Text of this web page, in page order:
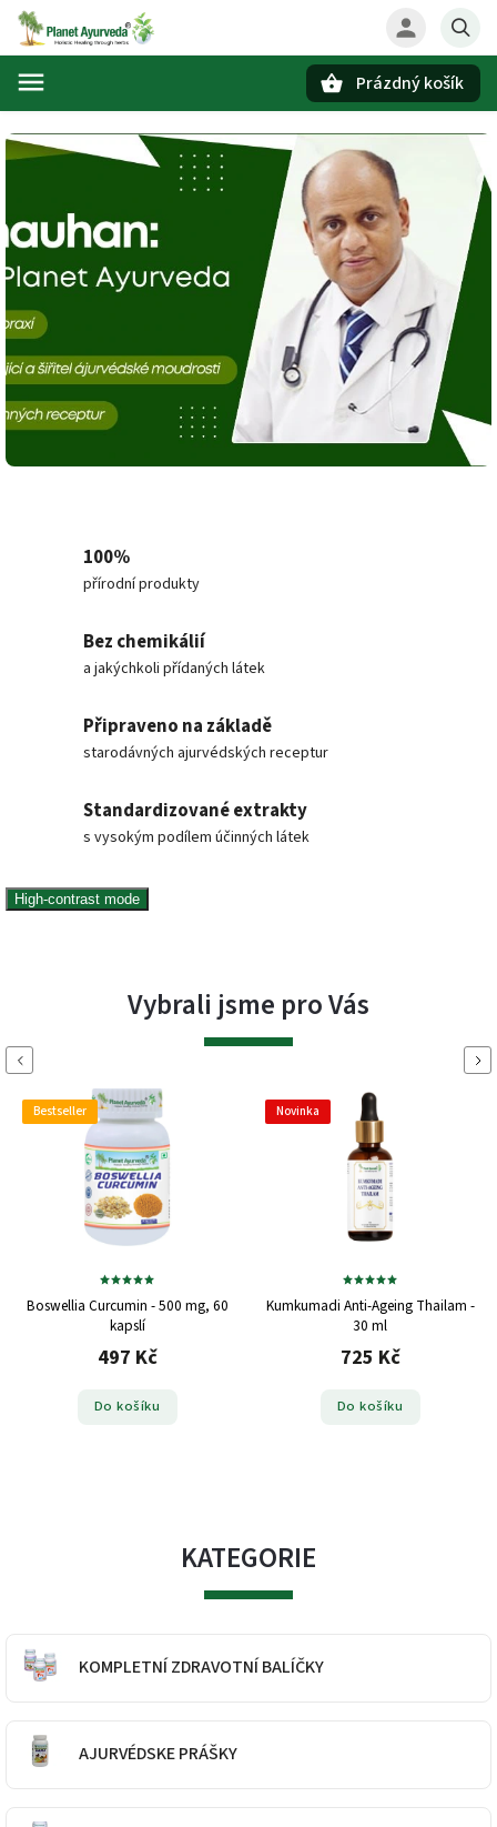
Prázdný košík
100%
přírodní produkty
Bez chemikálií
a jakýchkoli přídaných látek
Připraveno na základě
starodávných ajurvédských receptur
Standardizované extrakty
s vysokým podílem účinných látek
High-contrast mode
Vybrali jsme pro Vás
Previous Next
Bestseller
Boswellia Curcumin - 500 mg, 60
kapslí
497 Kč
Do košíku
Novinka
Kumkumadi Anti-Ageing Thailam -
30 ml
725 Kč
Do košíku
KATEGORIE
KOMPLETNÍ ZDRAVOTNÍ BALÍČKY
AJURVÉDSKE PRÁŠKY